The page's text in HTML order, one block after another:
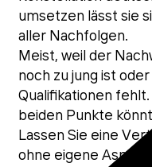
umsetzen lässt sie
aller Nachfolgen.
Meist, weil der
noch zu jung ist
Qualifikationen
beiden Punkte
Lassen Sie eine
ohne eigene